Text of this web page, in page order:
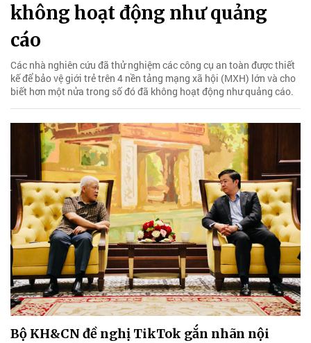
không hoạt động như quảng
cáo
Các nhà nghiên cứu đã thử nghiệm các công cụ an toàn được thiết
kế để bảo vệ giới trẻ trên 4 nền tảng mạng xã hội (MXH) lớn và cho
biết hơn một nửa trong số đó đã không hoạt động như quảng cáo.
Bộ KH&CN đề nghị TikTok gắn nhãn nội